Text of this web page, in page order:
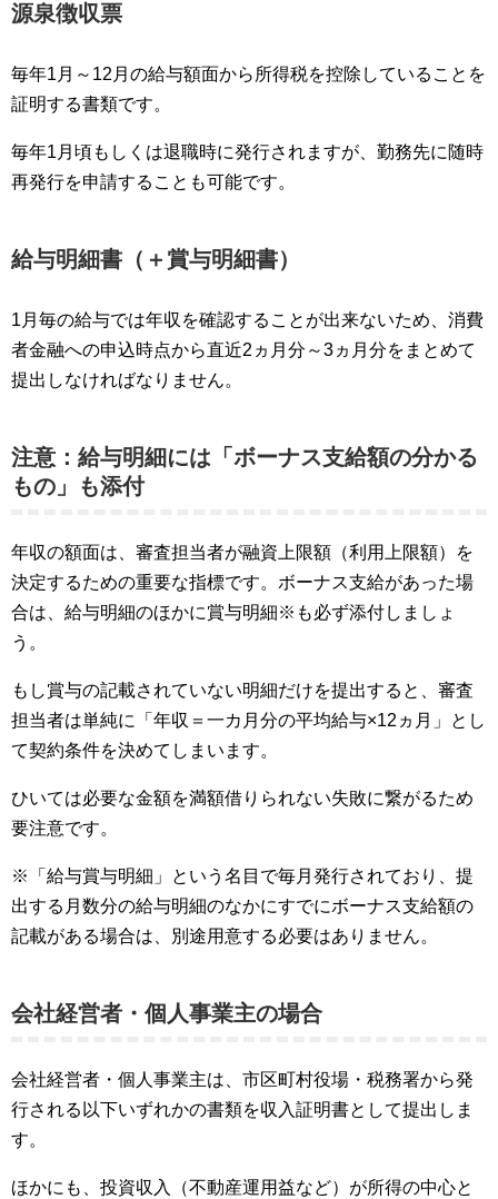
源泉徴収票
毎年1月～12月の給与額面から所得税を控除していることを
証明する書類です。
毎年1月頃もしくは退職時に発行されますが、勤務先に随時
再発行を申請することも可能です。
給与明細書（＋賞与明細書）
1月毎の給与では年収を確認することが出来ないため、消費
者金融への申込時点から直近2ヵ月分～3ヵ月分をまとめて
提出しなければなりません。
注意：給与明細には「ボーナス支給額の分かる
もの」も添付
年収の額面は、審査担当者が融資上限額（利用上限額）を
決定するための重要な指標です。ボーナス支給があった場
合は、給与明細のほかに賞与明細※も必ず添付しましょ
う。
もし賞与の記載されていない明細だけを提出すると、審査
担当者は単純に「年収＝一カ月分の平均給与×12ヵ月」とし
て契約条件を決めてしまいます。
ひいては必要な金額を満額借りられない失敗に繋がるため
要注意です。
※「給与賞与明細」という名目で毎月発行されており、提
出する月数分の給与明細のなかにすでにボーナス支給額の
記載がある場合は、別途用意する必要はありません。
会社経営者・個人事業主の場合
会社経営者・個人事業主は、市区町村役場・税務署から発
行される以下いずれかの書類を収入証明書として提出しま
す。
ほかにも、投資収入（不動産運用益など）が所得の中心と